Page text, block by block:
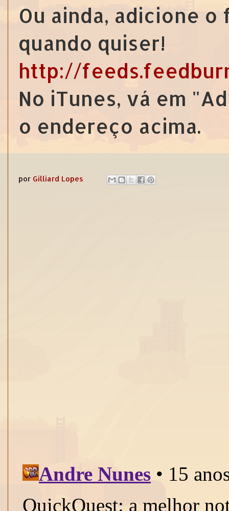
Ou ainda, adicione
quando quiser!
http://
No iTunes, vá em
o endereço acima.
por Gilliard Lopes